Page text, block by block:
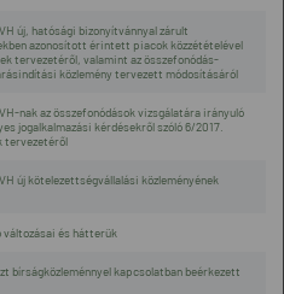
új, hatósági bizonyítvánnyal zárult
azonosított érintett piacok közzétételével
tervezetéről, valamint az összefonódás-
közlemény tervezett módosításáról
nak az összefonódások vizsgálatára irányuló
jogalkalmazási kérdésekről szóló 6/2017.
tervezetéről
új kötelezettségvállalási közleményének
változásai és hátterük
bírságközleménnyel kapcsolatban beérkezett